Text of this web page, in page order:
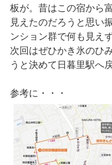
板が。昔はこの宿から
見えたのだろうと思い
ンション群で何も見えず
次回はぜひかき氷のひ
うと決めて日暮里駅へ
参考に・・・